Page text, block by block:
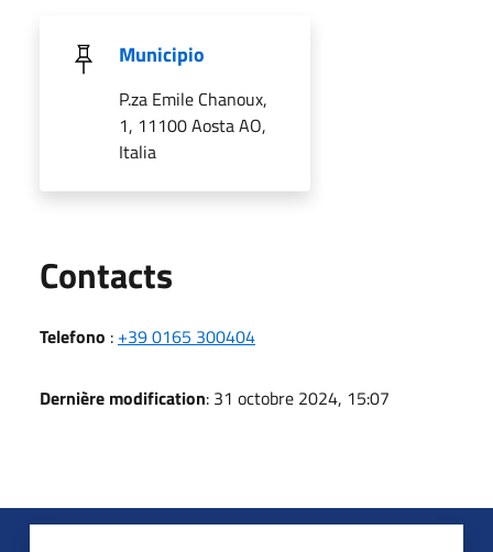
Municipio
P.za Emile Chanoux,
1, 11100 Aosta AO,
Italia
Contacts
Telefono : +39 0165 300404
Dernière modification: 31 octobre 2024, 15:07